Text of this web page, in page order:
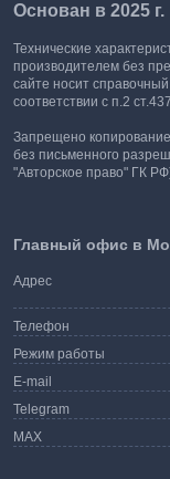
Основан в 2025 г.
Технические
производителем без
сайте носит
соответствии с п.2
Запрещено
без письменного
"Авторское право" ГК
Главный офис в
Адрес
Телефон
Режим работы
E-mail
Telegram
MAX